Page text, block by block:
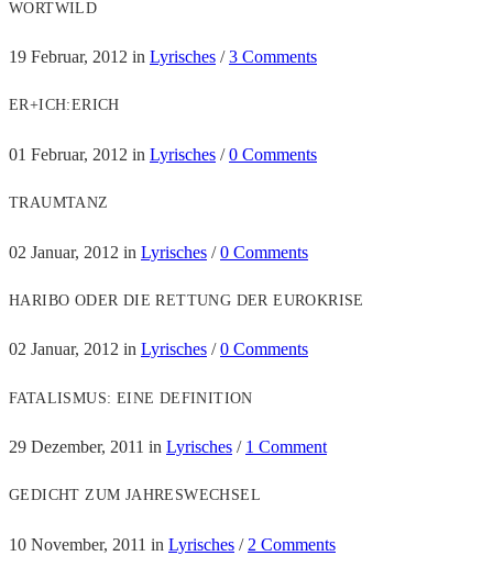
WORTWILD
19 Februar, 2012 in Lyrisches /3 Comments
ER+ICH:ERICH
01 Februar, 2012 in Lyrisches /0 Comments
TRAUMTANZ
02 Januar, 2012 in Lyrisches /0 Comments
HARIBO ODER DIE RETTUNG DER EUROKRISE
02 Januar, 2012 in Lyrisches /0 Comments
FATALISMUS: EINE DEFINITION
29 Dezember, 2011 in Lyrisches / 1 Comment
GEDICHT ZUM JAHRESWECHSEL
10 November, 2011 in Lyrisches / 2 Comments